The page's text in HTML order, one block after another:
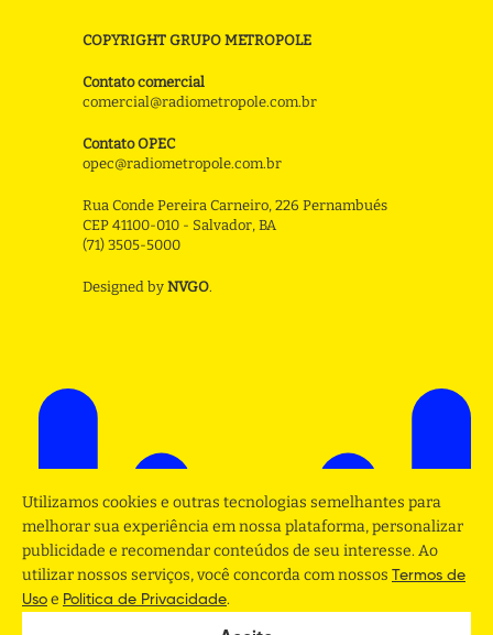
COPYRIGHT GRUPO METROPOLE
Contato comercial
comercial@radiometropole.com.br
Contato OPEC
opec@radiometropole.com.br
Rua Conde Pereira Carneiro, 226 Pernambués
CEP 41100-010 - Salvador, BA
(71) 3505-5000
Designed by NVGO.
Utilizamos cookies e outras tecnologias semelhantes para
melhorar sua experiência em nossa plataforma, personalizar
publicidade e recomendar conteúdos de seu interesse. Ao
utilizar nossos serviços, você concorda com nossos Termos de
Uso e Politica de Privacidade.